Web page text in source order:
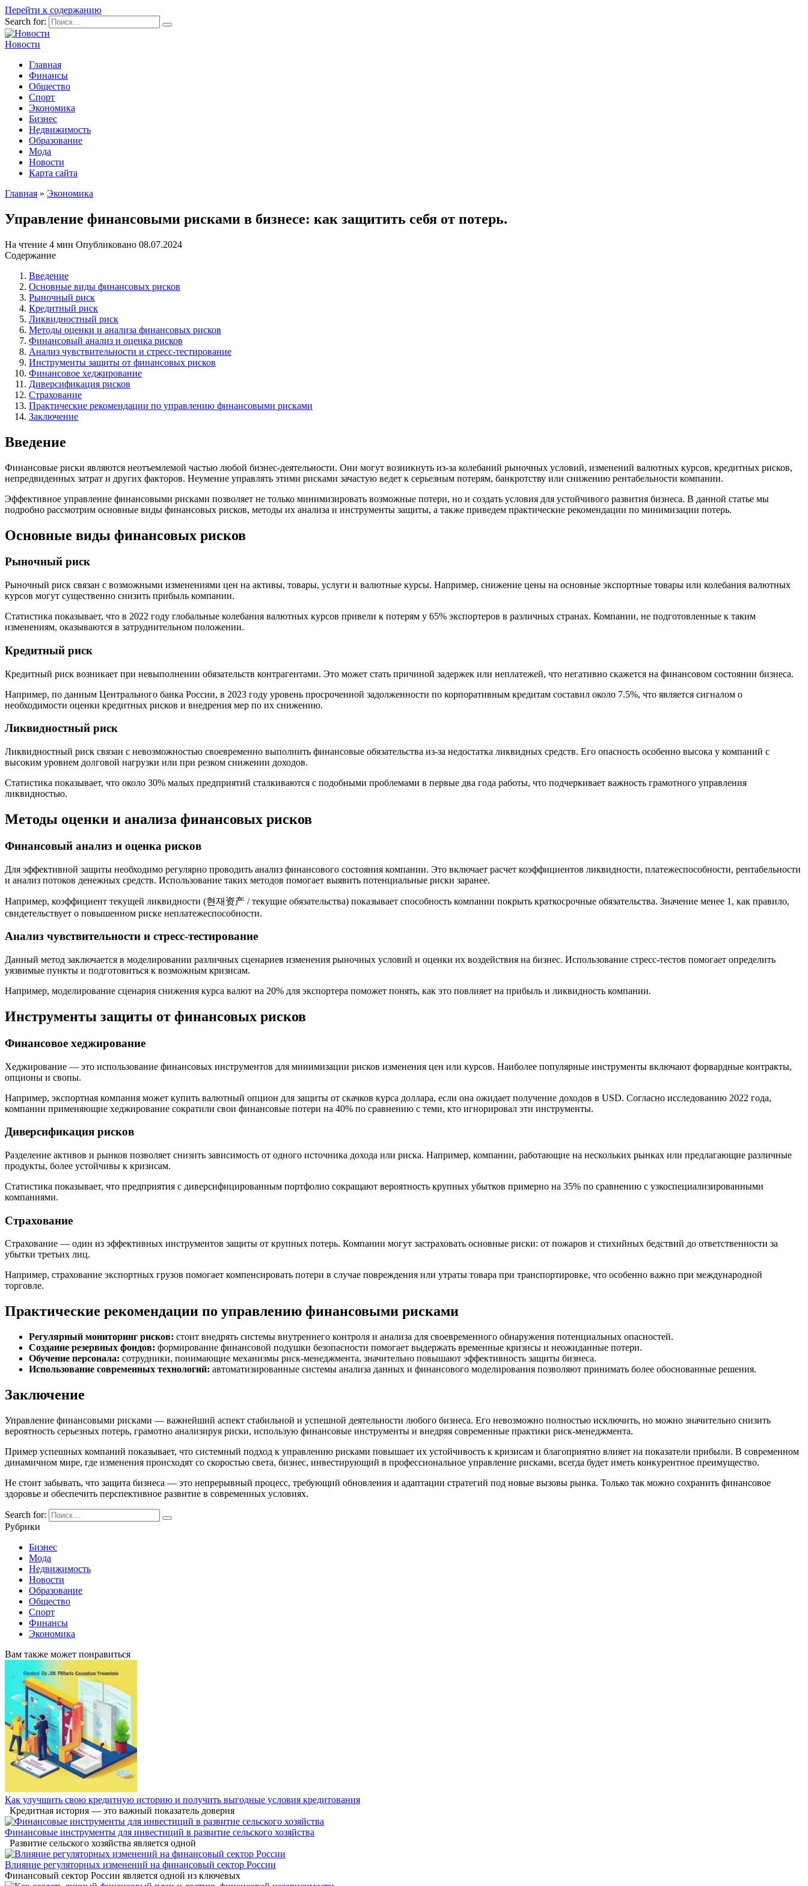
Перейти к содержанию
Search for:
Новости
Главная
Финансы
Общество
Спорт
Экономика
Бизнес
Недвижимость
Образование
Мода
Новости
Карта сайта
Главная » Экономика
Управление финансовыми рисками в бизнесе: как защитить себя от потерь.
На чтение 4 мин Опубликовано 08.07.2024
Содержание
Введение
Основные виды финансовых рисков
Рыночный риск
Кредитный риск
Ликвидностный риск
Методы оценки и анализа финансовых рисков
Финансовый анализ и оценка рисков
Анализ чувствительности и стресс-тестирование
Инструменты защиты от финансовых рисков
Финансовое хеджирование
Диверсификация рисков
Страхование
Практические рекомендации по управлению финансовыми рисками
Заключение
Введение
Финансовые риски являются неотъемлемой частью любой бизнес-деятельности. Они могут возникнуть из-за колебаний рыночных условий, изменений валютных курсов, кредитных рисков,
непредвиденных затрат и других факторов. Неумение управлять этими рисками зачастую ведет к серьезным потерям, банкротству или снижению рентабельности компании.
Эффективное управление финансовыми рисками позволяет не только минимизировать возможные потери, но и создать условия для устойчивого развития бизнеса. В данной статье мы
подробно рассмотрим основные виды финансовых рисков, методы их анализа и инструменты защиты, а также приведем практические рекомендации по минимизации потерь.
Основные виды финансовых рисков
Рыночный риск
Рыночный риск связан с возможными изменениями цен на активы, товары, услуги и валютные курсы. Например, снижение цены на основные экспортные товары или колебания валютных
курсов могут существенно снизить прибыль компании.
Статистика показывает, что в 2022 году глобальные колебания валютных курсов привели к потерям у 65% экспортеров в различных странах. Компании, не подготовленные к таким
изменениям, оказываются в затруднительном положении.
Кредитный риск
Кредитный риск возникает при невыполнении обязательств контрагентами. Это может стать причиной задержек или неплатежей, что негативно скажется на финансовом состоянии бизнеса.
Например, по данным Центрального банка России, в 2023 году уровень просроченной задолженности по корпоративным кредитам составил около 7.5%, что является сигналом о
необходимости оценки кредитных рисков и внедрения мер по их снижению.
Ликвидностный риск
Ликвидностный риск связан с невозможностью своевременно выполнить финансовые обязательства из-за недостатка ликвидных средств. Его опасность особенно высока у компаний с
высоким уровнем долговой нагрузки или при резком снижении доходов.
Статистика показывает, что около 30% малых предприятий сталкиваются с подобными проблемами в первые два года работы, что подчеркивает важность грамотного управления
ликвидностью.
Методы оценки и анализа финансовых рисков
Финансовый анализ и оценка рисков
Для эффективной защиты необходимо регулярно проводить анализ финансового состояния компании. Это включает расчет коэффициентов ликвидности, платежеспособности, рентабельности
и анализ потоков денежных средств. Использование таких методов помогает выявить потенциальные риски заранее.
Например, коэффициент текущей ликвидности (현재资产 / текущие обязательства) показывает способность компании покрыть краткосрочные обязательства. Значение менее 1, как правило,
свидетельствует о повышенном риске неплатежеспособности.
Анализ чувствительности и стресс-тестирование
Данный метод заключается в моделировании различных сценариев изменения рыночных условий и оценки их воздействия на бизнес. Использование стресс-тестов помогает определить
уязвимые пункты и подготовиться к возможным кризисам.
Например, моделирование сценария снижения курса валют на 20% для экспортера поможет понять, как это повлияет на прибыль и ликвидность компании.
Инструменты защиты от финансовых рисков
Финансовое хеджирование
Хеджирование — это использование финансовых инструментов для минимизации рисков изменения цен или курсов. Наиболее популярные инструменты включают форвардные контракты,
опционы и свопы.
Например, экспортная компания может купить валютный опцион для защиты от скачков курса доллара, если она ожидает получение доходов в USD. Согласно исследованию 2022 года,
компании применяющие хеджирование сократили свои финансовые потери на 40% по сравнению с теми, кто игнорировал эти инструменты.
Диверсификация рисков
Разделение активов и рынков позволяет снизить зависимость от одного источника дохода или риска. Например, компании, работающие на нескольких рынках или предлагающие различные
продукты, более устойчивы к кризисам.
Статистика показывает, что предприятия с диверсифицированным портфолио сокращают вероятность крупных убытков примерно на 35% по сравнению с узкоспециализированными
компаниями.
Страхование
Страхование — один из эффективных инструментов защиты от крупных потерь. Компании могут застраховать основные риски: от пожаров и стихийных бедствий до ответственности за
убытки третьих лиц.
Например, страхование экспортных грузов помогает компенсировать потери в случае повреждения или утраты товара при транспортировке, что особенно важно при международной
торговле.
Практические рекомендации по управлению финансовыми рисками
Регулярный мониторинг рисков: стоит внедрять системы внутреннего контроля и анализа для своевременного обнаружения потенциальных опасностей.
Создание резервных фондов: формирование финансовой подушки безопасности помогает выдержать временные кризисы и неожиданные потери.
Обучение персонала: сотрудники, понимающие механизмы риск-менеджмента, значительно повышают эффективность защиты бизнеса.
Использование современных технологий: автоматизированные системы анализа данных и финансового моделирования позволяют принимать более обоснованные решения.
Заключение
Управление финансовыми рисками — важнейший аспект стабильной и успешной деятельности любого бизнеса. Его невозможно полностью исключить, но можно значительно снизить
вероятность серьезных потерь, грамотно анализируя риски, использую финансовые инструменты и внедряя современные практики риск-менеджмента.
Пример успешных компаний показывает, что системный подход к управлению рисками повышает их устойчивость к кризисам и благоприятно влияет на показатели прибыли. В современном
динамичном мире, где изменения происходят со скоростью света, бизнес, инвестирующий в профессиональное управление рисками, всегда будет иметь конкурентное преимущество.
Не стоит забывать, что защита бизнеса — это непрерывный процесс, требующий обновления и адаптации стратегий под новые вызовы рынка. Только так можно сохранить финансовое
здоровье и обеспечить перспективное развитие в современных условиях.
Search for:
Рубрики
Бизнес
Мода
Недвижимость
Новости
Образование
Общество
Спорт
Финансы
Экономика
Вам также может понравиться
Как улучшить свою кредитную историю и получить выгодные условия кредитования
Кредитная история — это важный показатель доверия
Финансовые инструменты для инвестиций в развитие сельского хозяйства
Развитие сельского хозяйства является одной
Влияние регуляторных изменений на финансовый сектор России
Финансовый сектор России является одной из ключевых